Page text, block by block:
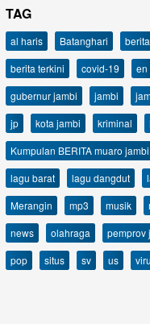
TAG
al haris Batanghari berita
berita terkini
covid-19 en
gubernur jambi
jambi
jp
kota jambi kriminal
Kumpulan BERITA muaro jambi
lagu barat
lagu dangdut
Merangin
mp3 musik
news
olahraga pemprov
pop
situs sv us